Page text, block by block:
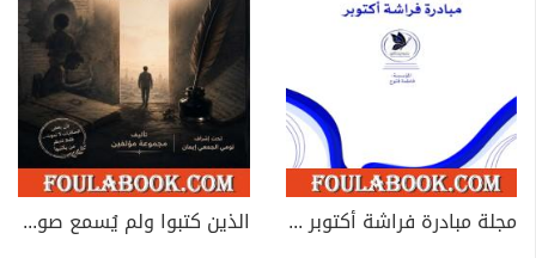
مجلة مبادرة فراشة أكتوبر - العدد 39 الذين كتبوا ولم يُسمع صوتهم